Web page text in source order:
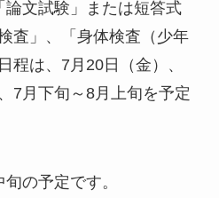
文試験」または短答式
査」、「身体検査（少年
程は、7月20日（金）、
7月下旬～8月上旬を予定
の予定です。